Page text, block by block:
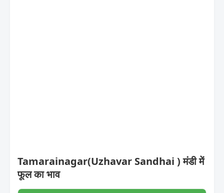
Tamarainagar(Uzhavar Sandhai ) मंडी में
फूल का भाव